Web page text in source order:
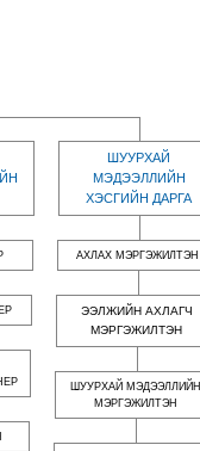
ШУУРХАЙ
МЭДЭЭЛЛИЙН
ХЭСГИЙН ДАРГА
АХЛАХ МЭРГЭЖИЛТЭН
ЭЭЛЖИЙН АХЛАГЧ
МЭРГЭЖИЛТЭН
ШУУРХАЙ МЭДЭЭЛЛИЙН
МЭРГЭЖИЛТЭН